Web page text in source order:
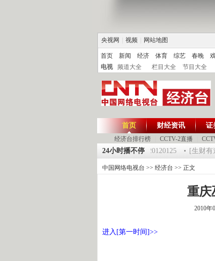
央视网 视频 网站地图
首页 新闻 经济 体育 综艺 春晚
电视
频道大全 栏目大全 节目大全
首页
经济台排行榜 CCTV-2直播
财经资讯 证
24小时播不停
《第一时间》 20120125 [生财有道
中国网络电视台 >> 经济台 >> 正文
重庆
2010年
进入[第一时间]>>